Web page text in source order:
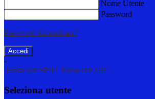
Nome Utente
Password
Password dimenticata?
-
Entra con SPID Entra con CIE
Seleziona utente